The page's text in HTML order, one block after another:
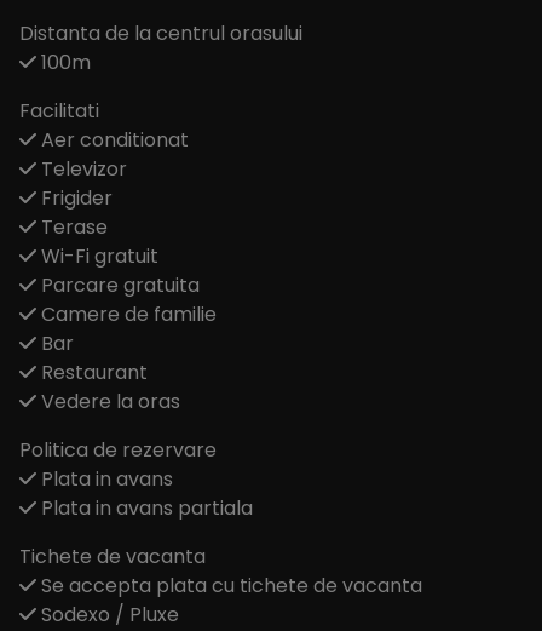
Distanta de la centrul orasului
100m
Facilitati
Aer conditionat
Televizor
Frigider
Terase
Wi-Fi gratuit
Parcare gratuita
Camere de familie
Bar
Restaurant
Vedere la oras
Politica de rezervare
Plata in avans
Plata in avans partiala
Tichete de vacanta
Se accepta plata cu tichete de vacanta
Sodexo / Pluxe